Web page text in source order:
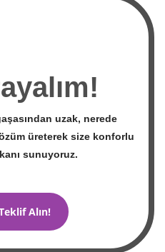
uzak, nerede
üreterek size konforlu
sunuyoruz.
Alın!